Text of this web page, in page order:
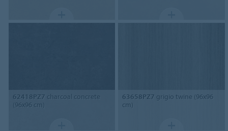
62418PZ7 charcoal concrete
(96x96 cm)
63658PZ7 grigio twine (96x96
cm)